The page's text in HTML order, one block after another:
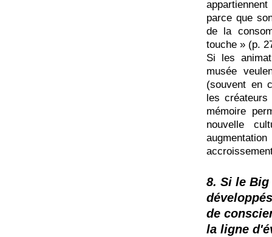
parce que
de la
touche » (p.
Si les
musée
(souvent en
les
mémoire
nouvelle
8. Si le
de
la ligne